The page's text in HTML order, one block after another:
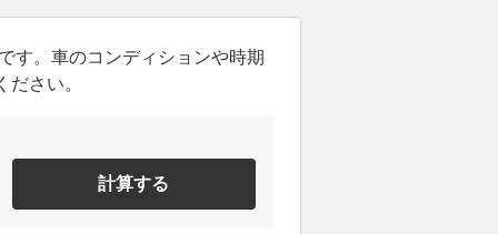
す。車のコンディションや時期
さい。
計算する